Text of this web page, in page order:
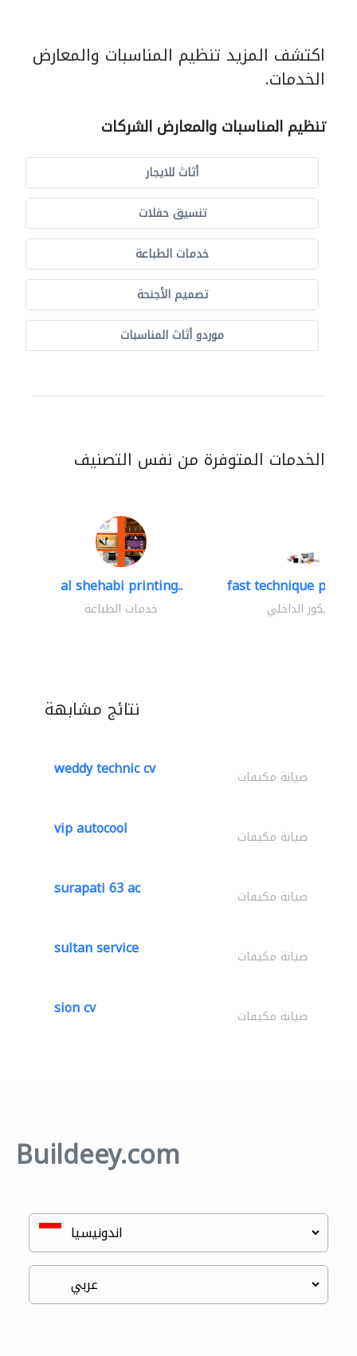
اكتشف المزيد تنظيم المناسبات والمعارض
الخدمات.
تنظيم المناسبات والمعارض الشركات
أثاث للايجار
تنسيق حفلات
خدمات الطباعة
تصميم الأجنحة
موردو أثاث المناسبات
الخدمات المتوفرة من نفس التصنيف
al shehabi printing..
خدمات الطباعة
fast technique pre-
الديكور الداخلي
نتائج مشابهة
weddy technic cv صيانة مكيفات
vip autocool صيانة مكيفات
surapati 63 ac صيانة مكيفات
sultan service صيانة مكيفات
sion cv صيانة مكيفات
Buildeey.com